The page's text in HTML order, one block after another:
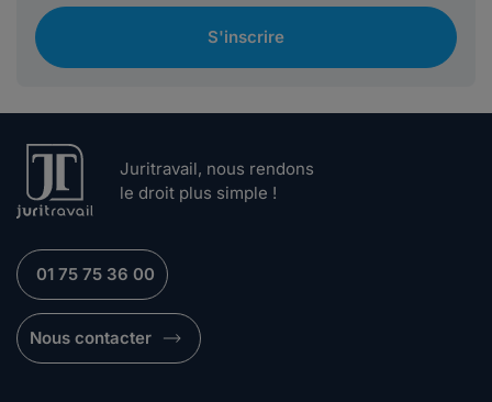
S'inscrire
Juritravail, nous rendons
le droit plus simple !
01 75 75 36 00
Nous contacter